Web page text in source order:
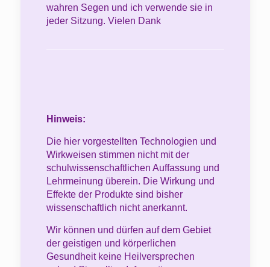
wahren Segen und ich verwende sie in
jeder Sitzung. Vielen Dank
Hinweis:
Die hier vorgestellten Technologien und
Wirkweisen stimmen nicht mit der
schulwissenschaftlichen Auffassung und
Lehrmeinung überein. Die Wirkung und
Effekte der Produkte sind bisher
wissenschaftlich nicht anerkannt.
Wir können und dürfen auf dem Gebiet
der geistigen und körperlichen
Gesundheit keine Heilversprechen